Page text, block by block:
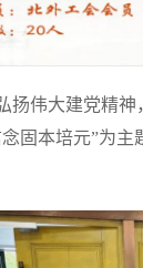
扬伟大建党精
固本培元”为